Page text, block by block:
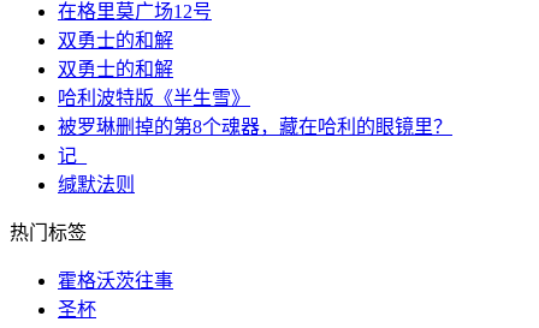
在格里莫广场12号
双勇士的和解
双勇士的和解
哈利波特版《半生雪》
被罗琳删掉的第8个魂器，藏在哈利的眼镜里？
记_
缄默法则
热门标签
霍格沃茨往事
圣杯